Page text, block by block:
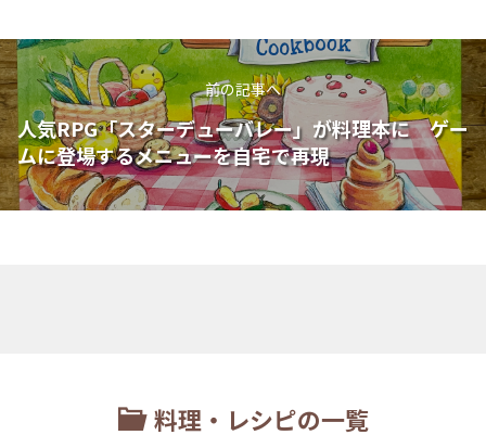
前の記事へ
人気RPG「スターデューバレー」が料理本に ゲー
ムに登場するメニューを自宅で再現
料理・レシピの一覧